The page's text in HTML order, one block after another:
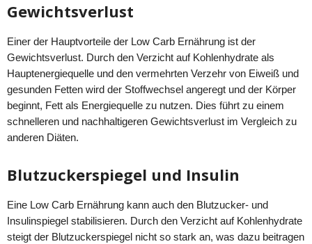
Gewichtsverlust
Einer der Hauptvorteile der Low Carb Ernährung ist der
Gewichtsverlust. Durch den Verzicht auf Kohlenhydrate als
Hauptenergiequelle und den vermehrten Verzehr von Eiweiß und
gesunden Fetten wird der Stoffwechsel angeregt und der Körper
beginnt, Fett als Energiequelle zu nutzen. Dies führt zu einem
schnelleren und nachhaltigeren Gewichtsverlust im Vergleich zu
anderen Diäten.
Blutzuckerspiegel und Insulin
Eine Low Carb Ernährung kann auch den Blutzucker- und
Insulinspiegel stabilisieren. Durch den Verzicht auf Kohlenhydrate
steigt der Blutzuckerspiegel nicht so stark an, was dazu beitragen